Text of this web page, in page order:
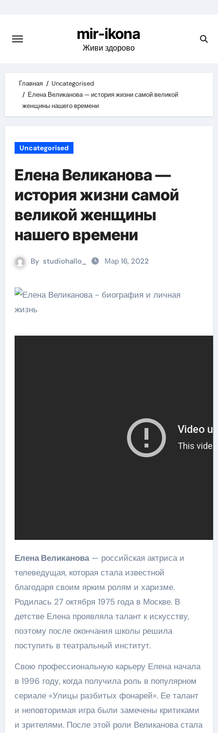
content
mir-ikona
Живи здорово
Главная
Uncategorised
Елена Великанова — история жизни самой великой
женщины нашего времени
Uncategorised
Елена Великанова —
история жизни самой
великой женщины
нашего времени
By studiohallo_ Мар 16, 2022
Елена Великанова— российская актриса и
телеведущая, которая стала известной
благодаря своим ярким ролям и харизме.
Родилась 27 октября 1975 года в Москве. В
детстве Елена проявляла талант к искусству,
поэтому после окончания школы решила
поступить в театральный институт.
Свою профессиональную карьеру Елена начала
в 1996 году, когда получила роль в популярном
сериале «Улицы разбитых фонарей». Ее талант
и неповторимая игра были замечены критиками
и зрителями. После этой роли Великанова стала